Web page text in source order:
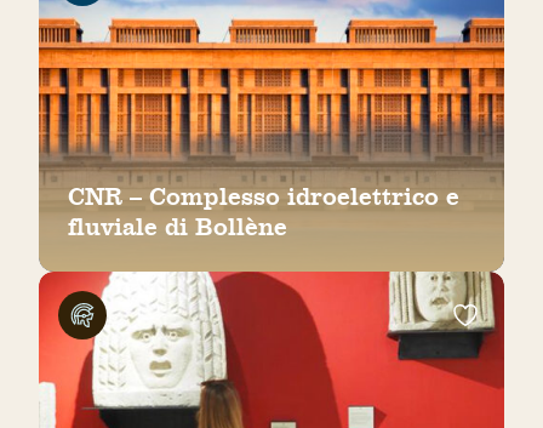
CNR – Complesso idroelettrico e
fluviale di Bollène